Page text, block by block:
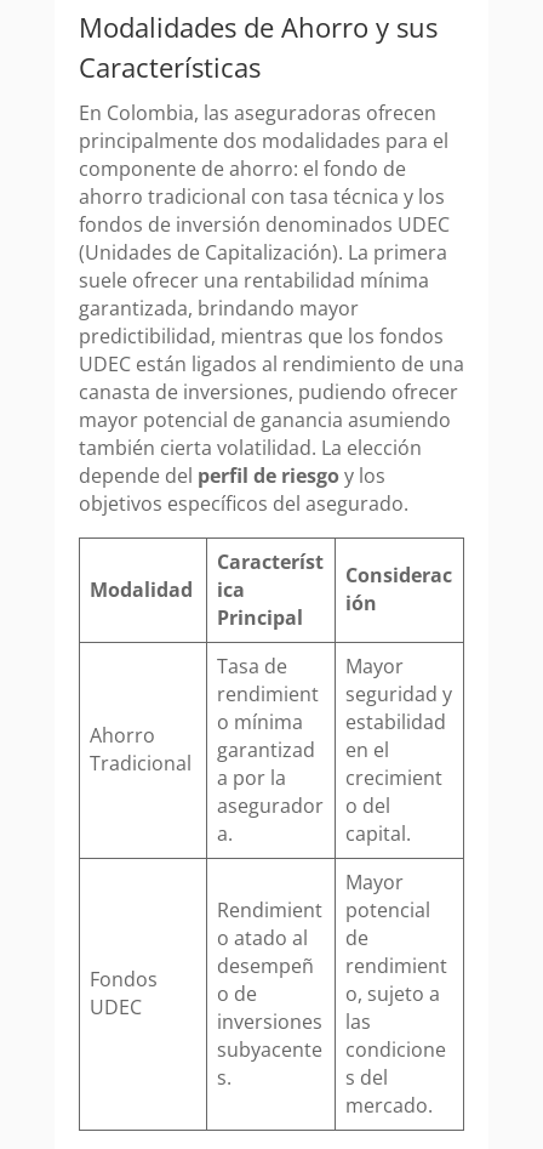
Modalidades de Ahorro y sus
Características
En Colombia, las aseguradoras ofrecen
principalmente dos modalidades para el
componente de ahorro: el fondo de
ahorro tradicional con tasa técnica y los
fondos de inversión denominados UDEC
(Unidades de Capitalización). La primera
suele ofrecer una rentabilidad mínima
garantizada, brindando mayor
predictibilidad, mientras que los fondos
UDEC están ligados al rendimiento de una
canasta de inversiones, pudiendo ofrecer
mayor potencial de ganancia asumiendo
también cierta volatilidad. La elección
depende del perfil de riesgoy los
objetivos específicos del asegurado.
Modalidad
Característ
ica
Principal
Considerac
ión
Ahorro
Tradicional
Tasa de
rendimient
o mínima
garantizad
a por la
asegurador
a.
Mayor
seguridad y
estabilidad
en el
crecimient
o del
capital.
Fondos
UDEC
Rendimient
o atado al
desempeñ
o de
inversiones
subyacente
s.
Mayor
potencial
de
rendimient
o, sujeto a
las
condicione
s del
mercado.